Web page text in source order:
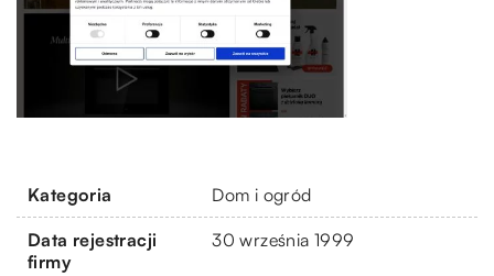
Kategoria Dom i ogród
Data rejestracji
firmy
30 września 1999